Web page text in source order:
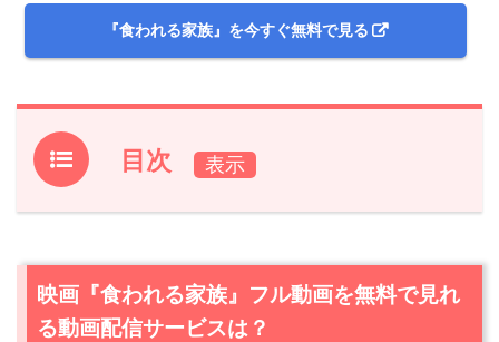
『食われる家族』を今すぐ無料で見る
目次
1.映画『食われる家族』フル動画を無料で見れる動画配信
すめ
映画『食われる家族』フル動画を無料で見れ
る動画配信サービスは？